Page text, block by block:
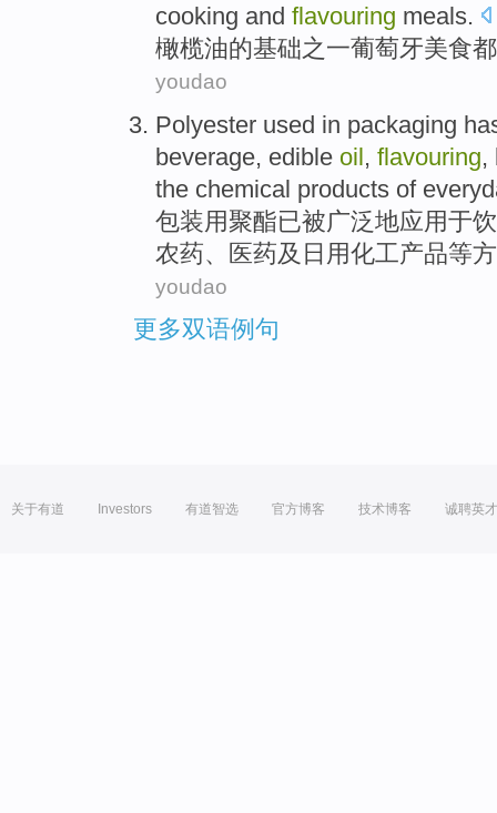
cooking and flavouring meals.
橄榄油的基础之一葡萄牙美食都
youdao
Polyester used in packaging
beverage, edible oil, flavouring,
the chemical products of
包装用 聚酯已被广泛地应用于
农药、 医药及 日用化工产品等
youdao
更多双语例句
关于有道 Investors 有道智选 官方博客 技术博客 诚聘英才